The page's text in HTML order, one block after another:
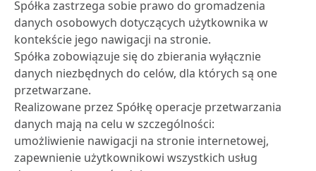
Spółka zastrzega sobie prawo do gromadzenia
danych osobowych dotyczących użytkownika w
kontekście jego nawigacji na stronie.
Spółka zobowiązuje się do zbierania wyłącznie
danych niezbędnych do celów, dla których są one
przetwarzane.
Realizowane przez Spółkę operacje przetwarzania
danych mają na celu w szczególności:
umożliwienie nawigacji na stronie internetowej,
zapewnienie użytkownikowi wszystkich usług